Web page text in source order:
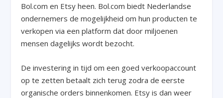
Bol.com en Etsy heen. Bol.com biedt Nederlandse
ondernemers de mogelijkheid om hun producten te
verkopen via een platform dat door miljoenen
mensen dagelijks wordt bezocht.
De investering in tijd om een goed verkoopaccount
op te zetten betaalt zich terug zodra de eerste
organische orders binnenkomen. Etsy is dan weer